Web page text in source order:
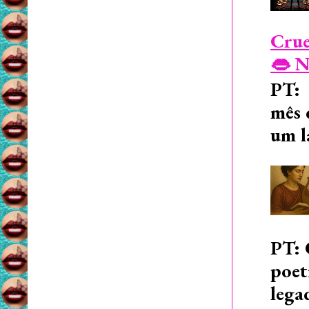
👄
PT:
um
PT: